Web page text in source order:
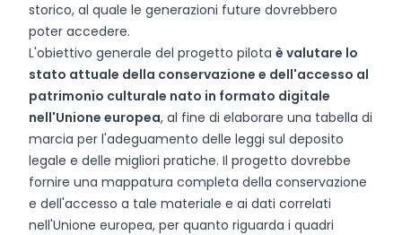
storico, al quale le generazioni future dovrebbero
poter accedere.
L'obiettivo generale del progetto pilota è valutare lo
stato attuale della conservazione e dell'accesso al
patrimonio culturale nato in formato digitale
nell'Unione europea, al fine di elaborare una tabella di
marcia per l'adeguamento delle leggi sul deposito
legale e delle migliori pratiche. Il progetto dovrebbe
fornire una mappatura completa della conservazione
e dell'accesso a tale materiale e ai dati correlati
nell'Unione europea, per quanto riguarda i quadri